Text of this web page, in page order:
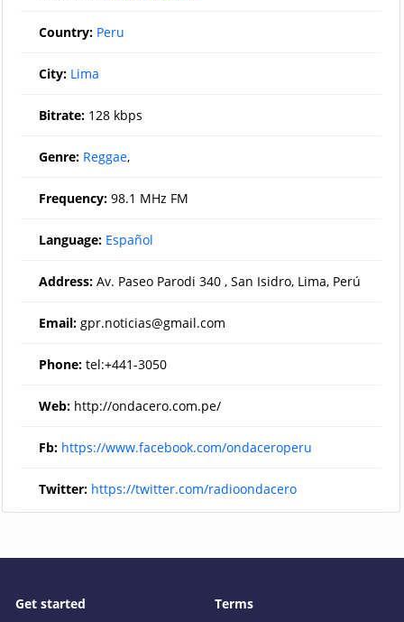
Country: Peru
City: Lima
Bitrate: 128 kbps
Genre: Reggae,
Frequency: 98.1 MHz FM
Language: Español
Address: Av. Paseo Parodi 340 , San Isidro, Lima, Perú
Email: gpr.noticias@gmail.com
Phone: tel:+441-3050
Web: http://ondacero.com.pe/
Fb: https://www.facebook.com/ondaceroperu
Twitter: https://twitter.com/radioondacero
Get started Terms